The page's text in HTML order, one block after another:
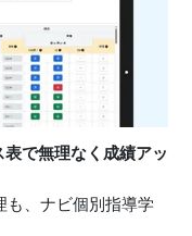
表で無理なく成績アッ
も、ナビ個別指導学